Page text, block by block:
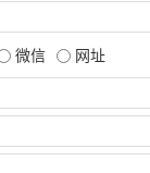
微信 网址